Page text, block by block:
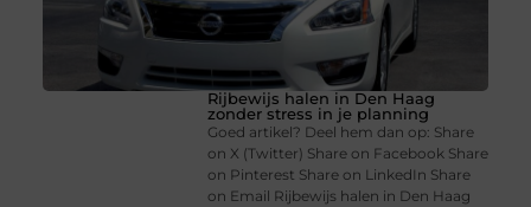
Rijbewijs halen in Den Haag
zonder stress in je planning
Goed artikel? Deel hem dan op: Share
on X (Twitter) Share on Facebook Share
on Pinterest Share on LinkedIn Share
on Email Rijbewijs halen in Den Haag